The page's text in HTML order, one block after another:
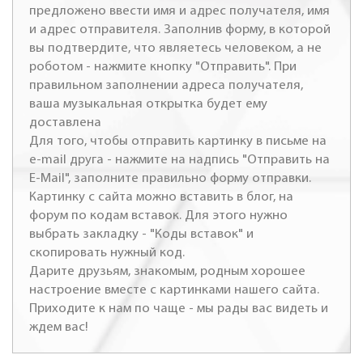
предложено ввести имя и адрес получателя, имя
и адрес отправителя. Заполнив форму, в которой
вы подтвердите, что являетесь человеком, а не
роботом - нажмите кнопку "Отправить". При
правильном заполнении адреса получателя,
ваша музыкальная открытка будет ему
доставлена
Для того, чтобы отправить картинку в письме на
e-mail друга - нажмите на надпись "Отправить на
E-Mail", заполните правильно форму отправки.
Картинку с сайта можно вставить в блог, на
форум по кодам вставок. Для этого нужно
выбрать закладку - "Коды вставок" и
скопировать нужный код.
Дарите друзьям, знакомым, родным хорошее
настроение вместе с картинками нашего сайта.
Приходите к нам по чаще - мы рады вас видеть и
ждем вас!